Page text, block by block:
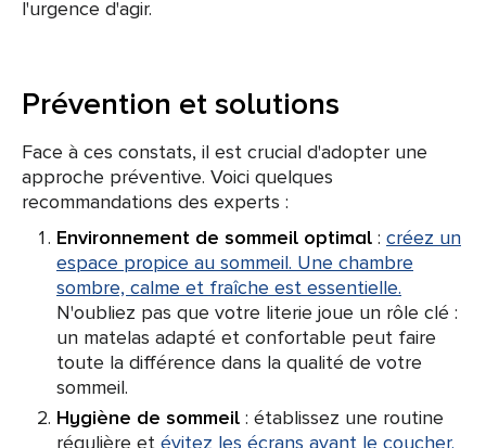
l'urgence d'agir.
Prévention et solutions
Face à ces constats, il est crucial d'adopter une
approche préventive. Voici quelques
recommandations des experts :
Environnement de sommeil optimal : créez un
espace propice au sommeil. Une chambre
sombre, calme et fraîche est essentielle.
N'oubliez pas que votre literie joue un rôle clé :
un matelas adapté et confortable peut faire
toute la différence dans la qualité de votre
sommeil.
Hygiène de sommeil : établissez une routine
régulière et évitez les écrans avant le coucher.